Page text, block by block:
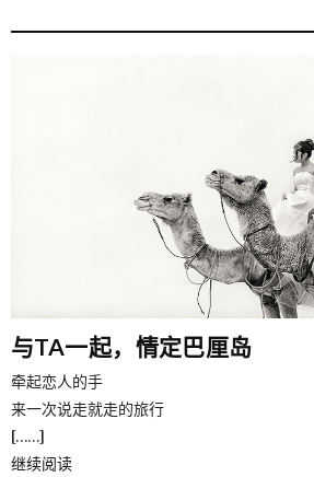
与TA一起，情定巴厘岛
牵起恋人的手
来一次说走就走的旅行
[……]
继续阅读